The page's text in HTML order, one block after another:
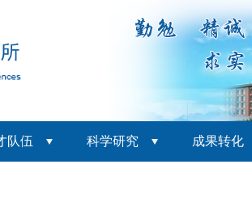
队伍 科学研究 成果转化